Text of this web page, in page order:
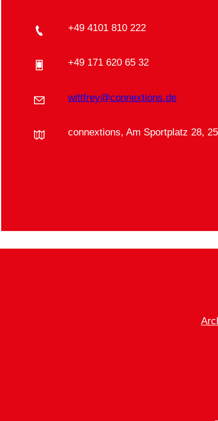
+49 4101 810 222
+49 171 620 65 32
wittfrey@connextions.de
connextions, Am Sportplatz 28,